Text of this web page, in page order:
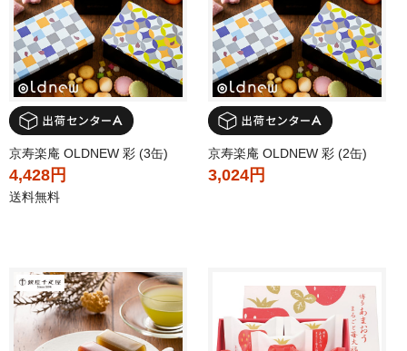
京寿楽庵 OLDNEW 彩 (3缶)
4,428円
送料無料
京寿楽庵 OLDNEW 彩 (2缶)
3,024円